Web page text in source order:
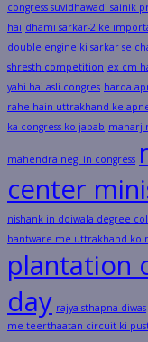
congress suvidhawadi sainik
hai dhami sarkar-2 ke
double engine ki sarkar se
shresth competition ex cm
yahi hai asli congres harda
rahe hain uttrakhand ke
ka congress ko jabab maharj
mahendra negi in congress
center
nishank in doiwala degree
bantware me uttrakhand ko
plantation
day rajya sthapna diwas
me teerthaatan circuit ki